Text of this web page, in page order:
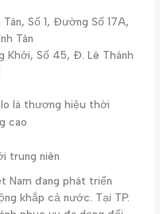
Tân, Số 1, Đường Số 17A,
Tân
Khởi, Số 45, Đ. Lê Thánh
là thương hiệu thời
cao
trung niên
Nam đang phát triển
khắp cả nước. Tại TP.